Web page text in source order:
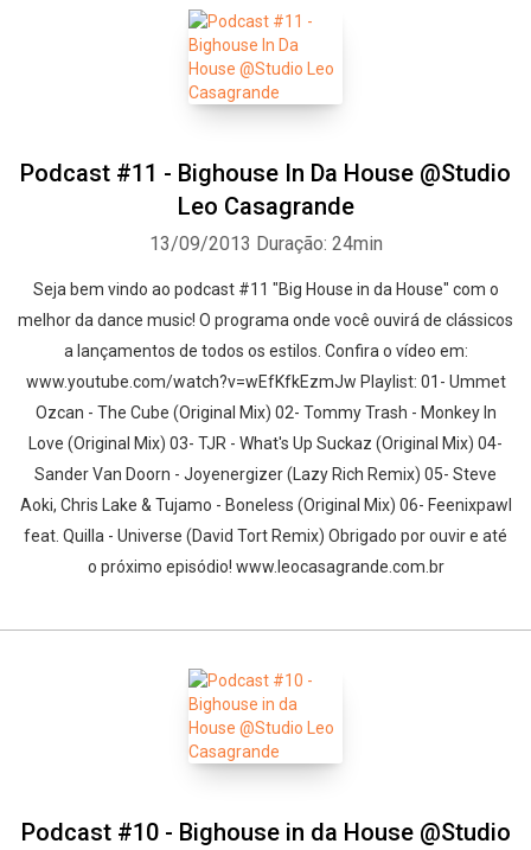
Podcast #11 - Bighouse In Da House @Studio
Leo Casagrande
13/09/2013 Duração: 24min
Seja bem vindo ao podcast #11 "Big House in da House" com o
melhor da dance music! O programa onde você ouvirá de clássicos
a lançamentos de todos os estilos. Confira o vídeo em:
www.youtube.com/watch?v=wEfKfkEzmJw Playlist: 01- Ummet
Ozcan - The Cube (Original Mix) 02- Tommy Trash - Monkey In
Love (Original Mix) 03- TJR - What's Up Suckaz (Original Mix) 04-
Sander Van Doorn - Joyenergizer (Lazy Rich Remix) 05- Steve
Aoki, Chris Lake & Tujamo - Boneless (Original Mix) 06- Feenixpawl
feat. Quilla - Universe (David Tort Remix) Obrigado por ouvir e até
o próximo episódio! www.leocasagrande.com.br
Podcast #10 - Bighouse in da House @Studio